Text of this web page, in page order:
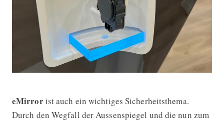
eMirrorist auch ein wichtiges Sicherheitsthema.
Durch den Wegfall der Aussenspiegel und die nun zum